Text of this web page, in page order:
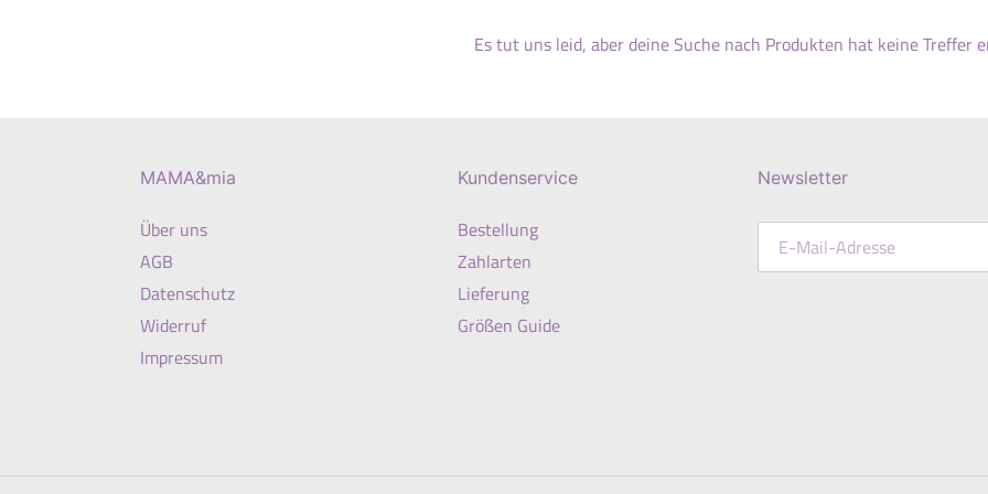
Es tut uns leid, aber deine Suche nach Produkten hat keine Treffer
MAMA&mia
Über uns
AGB
Datenschutz
Widerruf
Impressum
Kundenservice
Bestellung
Zahlarten
Lieferung
Größen Guide
Newsletter